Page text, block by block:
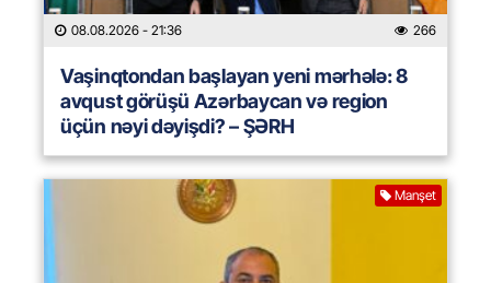
08.08.2026 - 21:36 266
Vaşinqtondan başlayan yeni mərhələ: 8
avqust görüşü Azərbaycan və region
üçün nəyi dəyişdi? – ŞƏRH
Manşet